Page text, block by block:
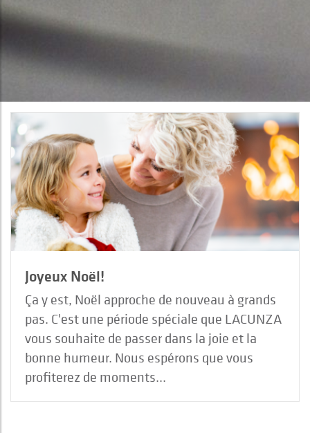
Joyeux Noël!
Ça y est, Noël approche de nouveau à grands
pas. C'est une période spéciale que LACUNZA
vous souhaite de passer dans la joie et la
bonne humeur. Nous espérons que vous
profiterez de moments...